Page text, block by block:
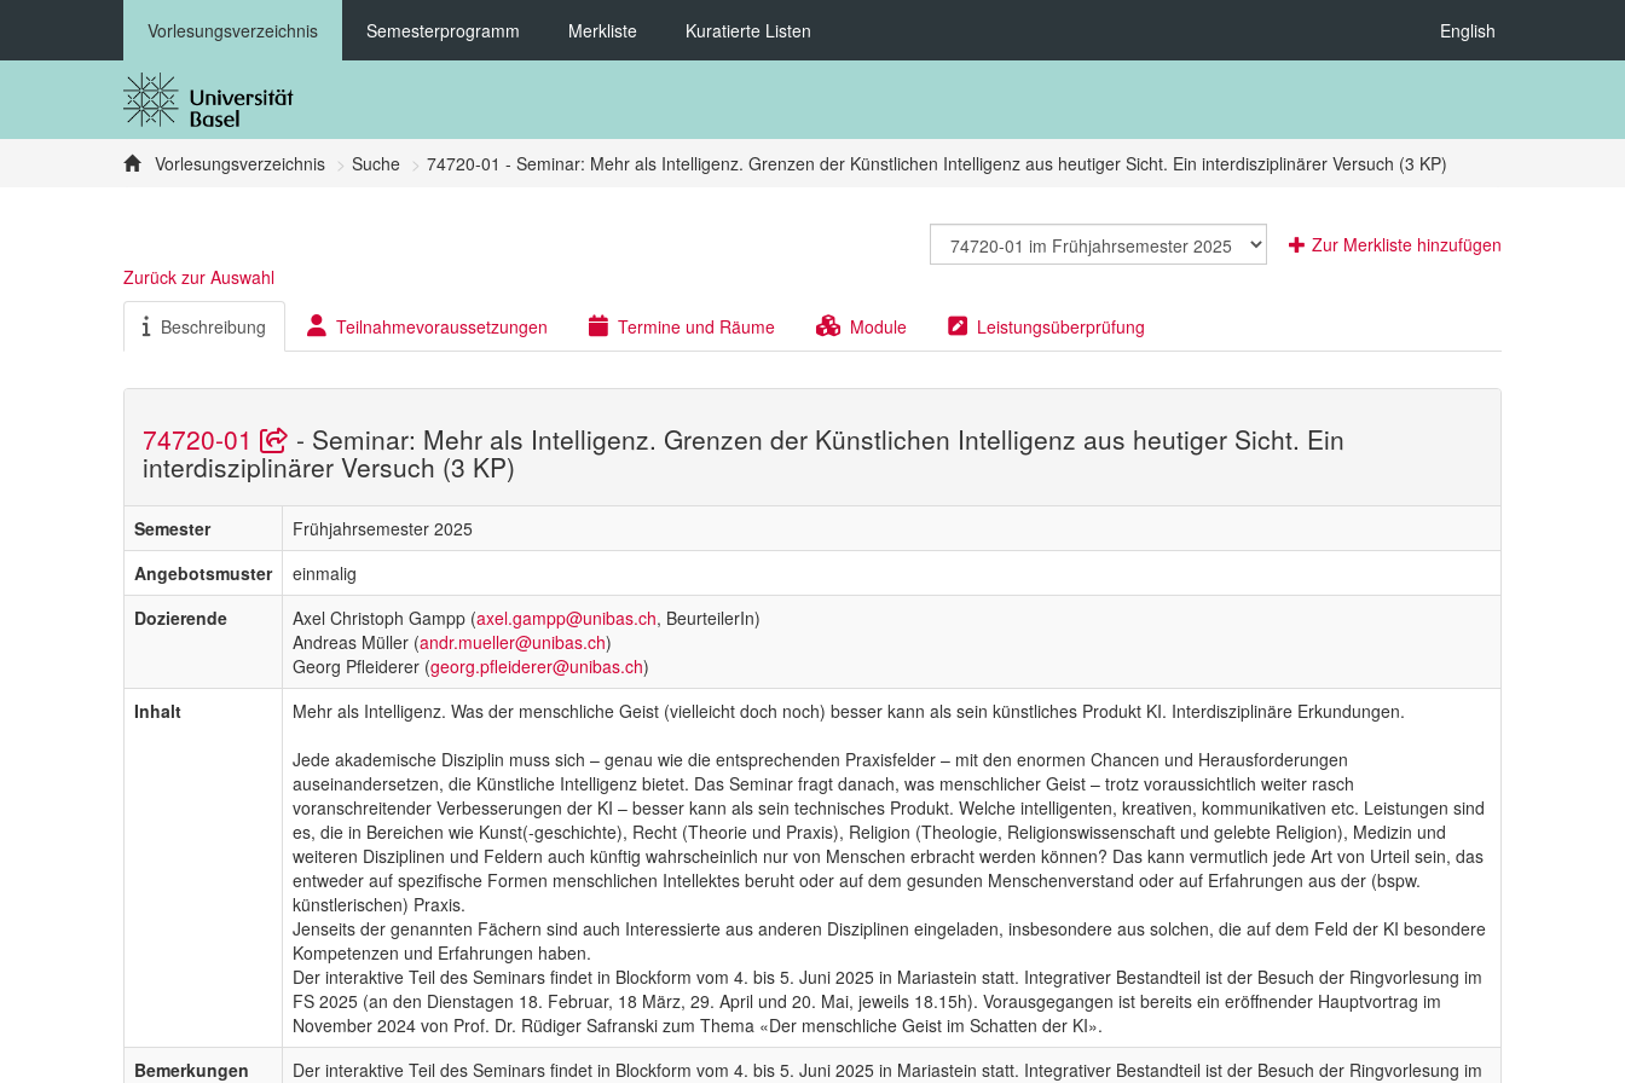
Vorlesungsverzeichnis Semesterprogramm Merkliste Kuratierte Listen English
Vorlesungsverzeichnis Suche 74720-01 - Seminar: Mehr als Intelligenz. Grenzen der Künstlichen Intelligenz aus heutiger Sicht. Ein interdisziplinärer Versuch (3 KP)
Zur Merkliste hinzufügen
Zurück zur Auswahl
Beschreibung Teilnahmevoraussetzungen Termine und Räume Module Leistungsüberprüfung
74720-01 - Seminar: Mehr als Intelligenz. Grenzen der Künstlichen Intelligenz aus heutiger Sicht. Ein
interdisziplinärer Versuch (3 KP)
Semester
Frühjahrsemester 2025
Angebotsmuster
einmalig
Dozierende
Axel Christoph Gampp (axel.gampp@unibas.ch, BeurteilerIn)
Andreas Müller (andr.mueller@unibas.ch)
Georg Pfleiderer (georg.pfleiderer@unibas.ch)
Inhalt
Mehr als Intelligenz. Was der menschliche Geist (vielleicht doch noch) besser kann als sein künstliches Produkt KI. Interdisziplinäre Erkundungen.
Jede akademische Disziplin muss sich – genau wie die entsprechenden Praxisfelder – mit den enormen Chancen und Herausforderungen
auseinandersetzen, die Künstliche Intelligenz bietet. Das Seminar fragt danach, was menschlicher Geist – trotz voraussichtlich weiter rasch
voranschreitender Verbesserungen der KI – besser kann als sein technisches Produkt. Welche intelligenten, kreativen, kommunikativen etc. Leistungen sind
es, die in Bereichen wie Kunst(-geschichte), Recht (Theorie und Praxis), Religion (Theologie, Religionswissenschaft und gelebte Religion), Medizin und
weiteren Disziplinen und Feldern auch künftig wahrscheinlich nur von Menschen erbracht werden können? Das kann vermutlich jede Art von Urteil sein, das
entweder auf spezifische Formen menschlichen Intellektes beruht oder auf dem gesunden Menschenverstand oder auf Erfahrungen aus der (bspw.
künstlerischen) Praxis.
Jenseits der genannten Fächern sind auch Interessierte aus anderen Disziplinen eingeladen, insbesondere aus solchen, die auf dem Feld der KI besondere
Kompetenzen und Erfahrungen haben.
Der interaktive Teil des Seminars findet in Blockform vom 4. bis 5. Juni 2025 in Mariastein statt. Integrativer Bestandteil ist der Besuch der Ringvorlesung im
FS 2025 (an den Dienstagen 18. Februar, 18 März, 29. April und 20. Mai, jeweils 18.15h). Vorausgegangen ist bereits ein eröffnender Hauptvortrag im
November 2024 von Prof. Dr. Rüdiger Safranski zum Thema «Der menschliche Geist im Schatten der KI».
Bemerkungen
Der interaktive Teil des Seminars findet in Blockform vom 4. bis 5. Juni 2025 in Mariastein statt. Integrativer Bestandteil ist der Besuch der Ringvorlesung im